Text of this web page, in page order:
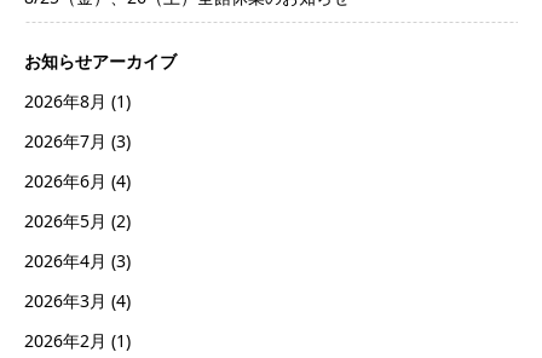
お知らせアーカイブ
2026年8月 (1)
2026年7月 (3)
2026年6月 (4)
2026年5月 (2)
2026年4月 (3)
2026年3月 (4)
2026年2月 (1)